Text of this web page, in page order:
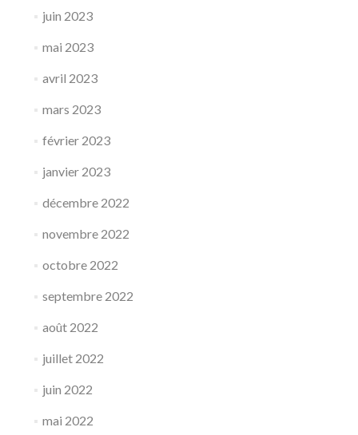
juin 2023
mai 2023
avril 2023
mars 2023
février 2023
janvier 2023
décembre 2022
novembre 2022
octobre 2022
septembre 2022
août 2022
juillet 2022
juin 2022
mai 2022